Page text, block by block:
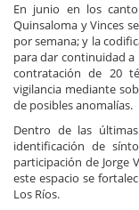
En junio en los
Quinsaloma y Vinces
por semana; y la
para dar continuidad a
contratación de 20
vigilancia mediante
de posibles anomalías.
Dentro de las
identificación de
participación de Jorge
este espacio se
Los Ríos.